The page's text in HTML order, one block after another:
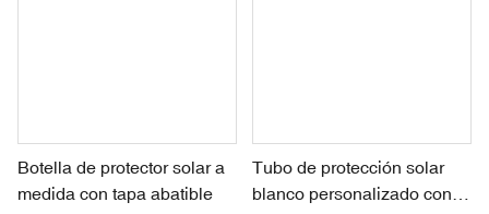
Botella de protector solar a
medida con tapa abatible
Tubo de protección solar
blanco personalizado con